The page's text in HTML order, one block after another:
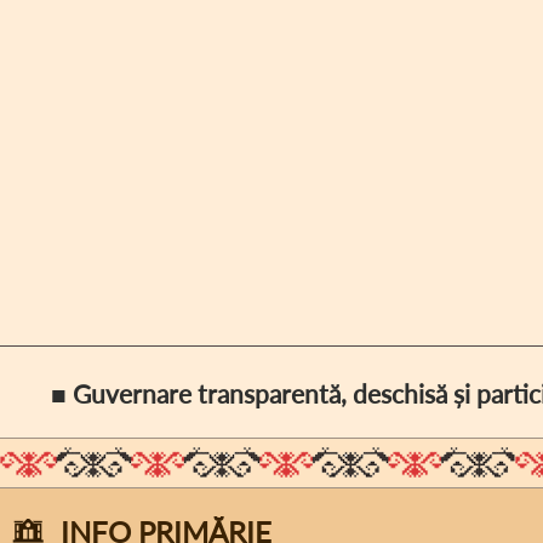
■ Guvernare transparentă, deschisă și
INFO PRIMĂRIE